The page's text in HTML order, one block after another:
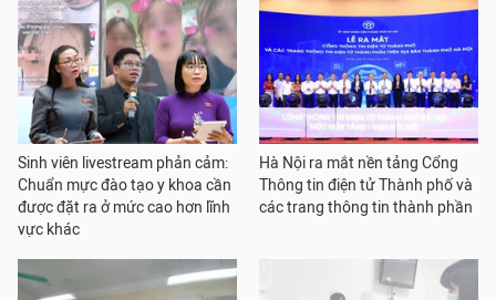
Sinh viên livestream phản cảm:
Chuẩn mực đào tạo y khoa cần
được đặt ra ở mức cao hơn lĩnh
vực khác
Hà Nội ra mắt nền tảng Cổng
Thông tin điện tử Thành phố và
các trang thông tin thành phần